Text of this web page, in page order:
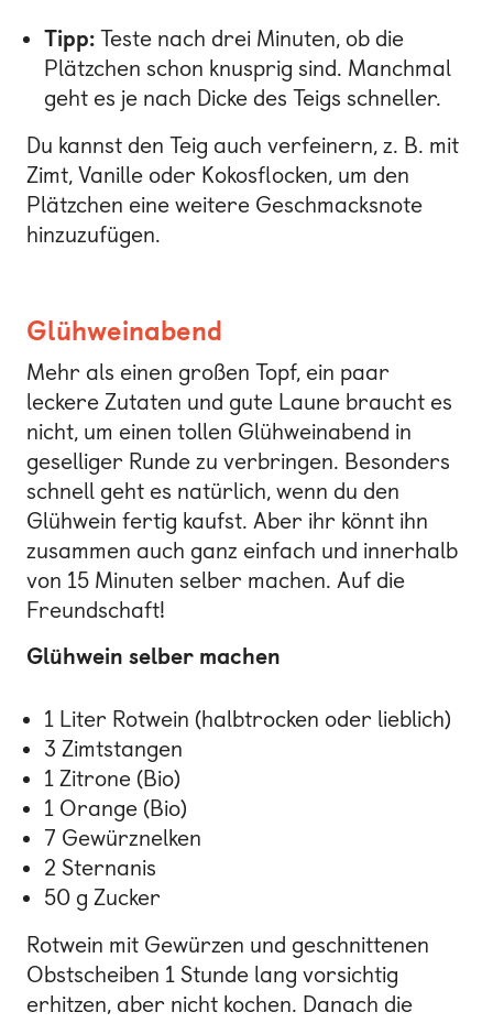
Tipp: Teste nach drei Minuten, ob die
Plätzchen schon knusprig sind. Manchmal
geht es je nach Dicke des Teigs schneller.
Du kannst den Teig auch verfeinern, z. B. mit
Zimt, Vanille oder Kokosflocken, um den
Plätzchen eine weitere Geschmacksnote
hinzuzufügen.
Glühweinabend
Mehr als einen großen Topf, ein paar
leckere Zutaten und gute Laune braucht es
nicht, um einen tollen Glühweinabend in
geselliger Runde zu verbringen. Besonders
schnell geht es natürlich, wenn du den
Glühwein fertig kaufst. Aber ihr könnt ihn
zusammen auch ganz einfach und innerhalb
von 15 Minuten selber machen. Auf die
Freundschaft!
Glühwein selber machen
1 Liter Rotwein (halbtrocken oder lieblich)
3 Zimtstangen
1 Zitrone (Bio)
1 Orange (Bio)
7 Gewürznelken
2 Sternanis
50 g Zucker
Rotwein mit Gewürzen und geschnittenen
Obstscheiben 1 Stunde lang vorsichtig
erhitzen, aber nicht kochen. Danach die